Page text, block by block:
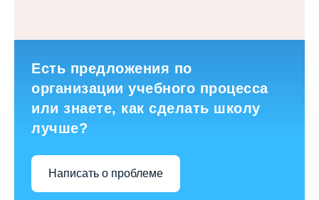
Есть предложения по
организации учебного процесса
или знаете, как сделать школу
лучше?
Написать о проблеме